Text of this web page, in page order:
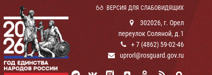
ВЕРСИЯ ДЛЯ СЛАБОВИДЯЩИХ
302026, г. Орел
переулок Соляной, д.1
+ 7 (4862) 59-02-46
uprorl@rosguard.gov.ru